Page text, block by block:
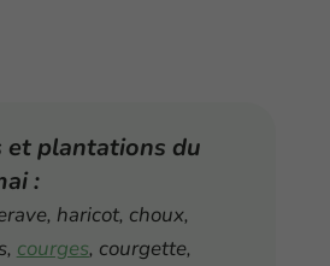
et plantations du
:
haricot, choux,
courges, courgette,